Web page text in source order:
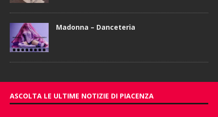
Madonna – Danceteria
ASCOLTA LE ULTIME NOTIZIE DI PIACENZA